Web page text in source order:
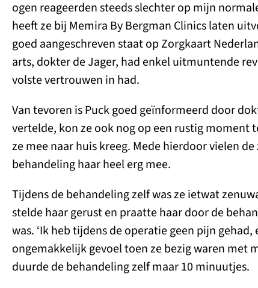
ogen reageerden steeds slechter op mijn
heeft ze bij Memira By Bergman Clinics laten
goed aangeschreven staat op Zorgkaart
arts, dokter de Jager, had enkel uitmuntende
volste vertrouwen in had.
Van tevoren is Puck goed geïnformeerd door
vertelde, kon ze ook nog op een rustig moment
ze mee naar huis kreeg. Mede hierdoor vielen
behandeling haar heel erg mee.
Tijdens de behandeling zelf was ze ietwat
stelde haar gerust en praatte haar door de
was. ‘Ik heb tijdens de operatie geen pijn
ongemakkelijk gevoel toen ze bezig waren met
duurde de behandeling zelf maar 10 minuutjes.